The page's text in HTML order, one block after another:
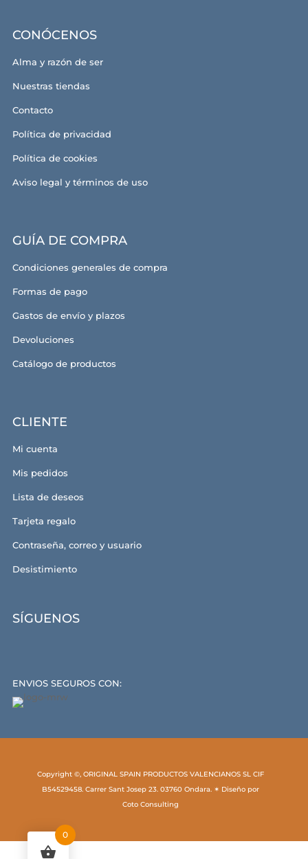
CONÓCENOS
Alma y razón de ser
Nuestras tiendas
Contacto
Política de privacidad
Política de cookies
Aviso legal y términos de uso
GUÍA DE COMPRA
Condiciones generales de compra
Formas de pago
Gastos de envío y plazos
Devoluciones
Catálogo de productos
CLIENTE
Mi cuenta
Mis pedidos
Lista de deseos
Tarjeta regalo
Contraseña, correo y usuario
Desistimiento
SÍGUENOS
ENVIOS SEGUROS CON:
Copyright ©, ORIGINAL SPAIN PRODUCTOS VALENCIANOS SL CIF
B54529458. Carrer Sant Josep 23. 03760 Ondara. ✶ Diseño por
Coto Consulting
0